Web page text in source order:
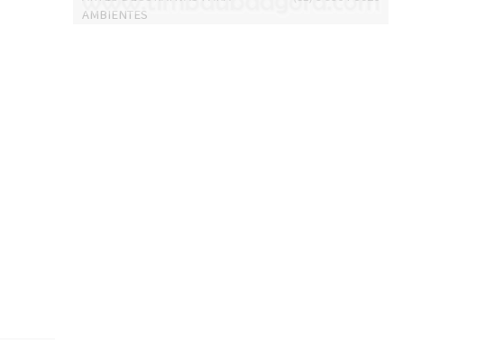
AMBIENTES